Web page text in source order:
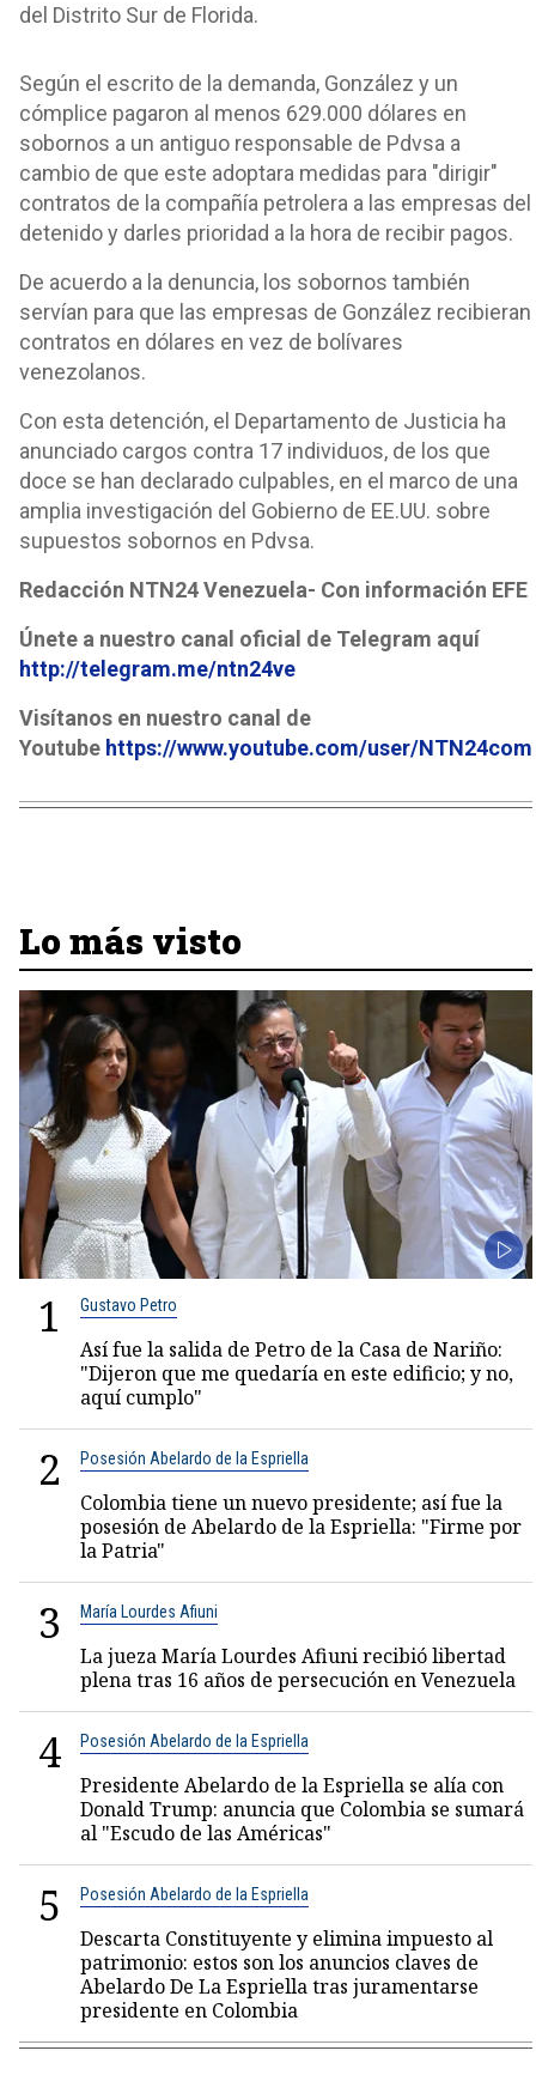
del Distrito Sur de Florida.
Según el escrito de la demanda, González y un
cómplice pagaron al menos 629.000 dólares en
sobornos a un antiguo responsable de Pdvsa a
cambio de que este adoptara medidas para "dirigir"
contratos de la compañía petrolera a las empresas del
detenido y darles prioridad a la hora de recibir pagos.
De acuerdo a la denuncia, los sobornos también
servían para que las empresas de González recibieran
contratos en dólares en vez de bolívares
venezolanos.
Con esta detención, el Departamento de Justicia ha
anunciado cargos contra 17 individuos, de los que
doce se han declarado culpables, en el marco de una
amplia investigación del Gobierno de EE.UU. sobre
supuestos sobornos en Pdvsa.
Redacción NTN24 Venezuela- Con información EFE
Únete a nuestro canal oficial de Telegram aquí
http://telegram.me/ntn24ve
Visítanos en nuestro canal de
Youtube https://www.youtube.com/user/NTN24com
Lo más visto
1 Gustavo Petro
Así fue la salida de Petro de la Casa de Nariño:
"Dijeron que me quedaría en este edificio; y no,
aquí cumplo"
2 Posesión Abelardo de la Espriella
Colombia tiene un nuevo presidente; así fue la
posesión de Abelardo de la Espriella: "Firme por
la Patria"
3 María Lourdes Afiuni
La jueza María Lourdes Afiuni recibió libertad
plena tras 16 años de persecución en Venezuela
4 Posesión Abelardo de la Espriella
Presidente Abelardo de la Espriella se alía con
Donald Trump: anuncia que Colombia se sumará
al "Escudo de las Américas"
5 Posesión Abelardo de la Espriella
Descarta Constituyente y elimina impuesto al
patrimonio: estos son los anuncios claves de
Abelardo De La Espriella tras juramentarse
presidente en Colombia